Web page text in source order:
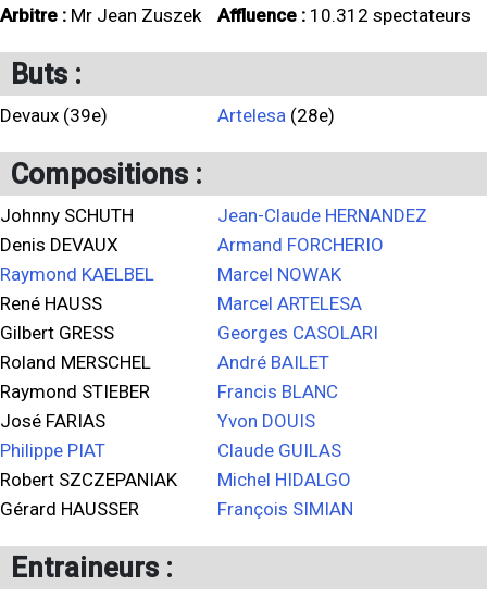
Arbitre : Mr Jean Zuszek Affluence : 10.312 spectateurs
Buts :
Devaux (39e) Artelesa (28e)
Compositions :
Johnny SCHUTH
Denis DEVAUX
Raymond KAELBEL
René HAUSS
Gilbert GRESS
Roland MERSCHEL
Raymond STIEBER
José FARIAS
Philippe PIAT
Robert SZCZEPANIAK
Gérard HAUSSER
Jean-Claude HERNANDEZ
Armand FORCHERIO
Marcel NOWAK
Marcel ARTELESA
Georges CASOLARI
André BAILET
Francis BLANC
Yvon DOUIS
Claude GUILAS
Michel HIDALGO
François SIMIAN
Entraineurs :